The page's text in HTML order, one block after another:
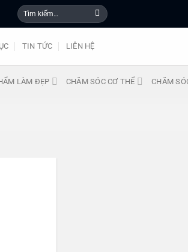
Tìm
kiếm:
TIN TỨC LIÊN HỆ
LÀM ĐẸP CHĂM SÓC CƠ THỂ CHĂM